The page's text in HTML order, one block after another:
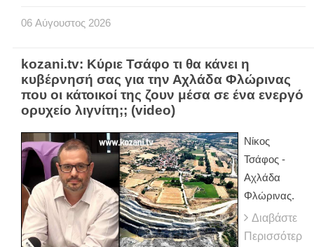
06 Αύγουστος 2026
kozani.tv: Κύριε Τσάφο τι θα κάνει η
κυβέρνησή σας για την Αχλάδα Φλώρινας
που οι κάτοικοί της ζουν μέσα σε ένα ενεργό
ορυχείο λιγνίτη;; (video)
Νίκος
Τσάφος -
Αχλάδα
Φλώρινας.
Διαβάστε
Περισσότερ